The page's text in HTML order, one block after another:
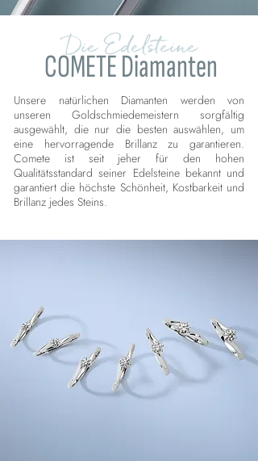
Die Edelsteine
COMETE Diamanten
Unsere natürlichen Diamanten werden von
unseren Goldschmiedemeistern sorgfältig
ausgewählt, die nur die besten auswählen, um
eine hervorragende Brillanz zu garantieren.
Comete ist seit jeher für den hohen
Qualitätsstandard seiner Edelsteine bekannt und
garantiert die höchste Schönheit, Kostbarkeit und
Brillanz jedes Steins.